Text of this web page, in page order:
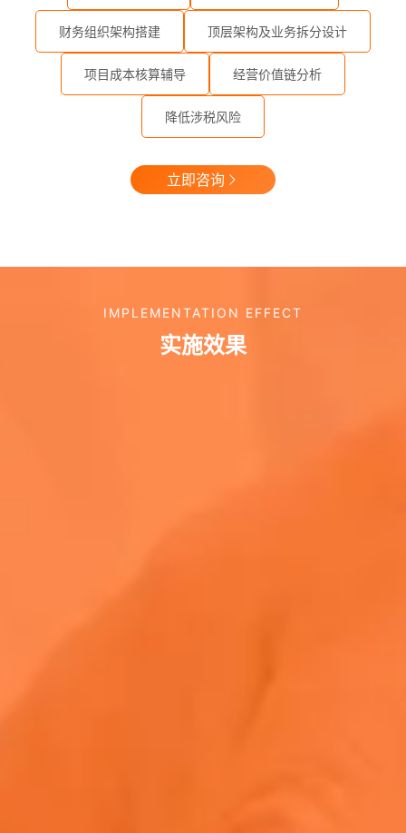
财务组织架构搭建 顶层架构及业务拆分设计
项目成本核算辅导 经营价值链分析
降低涉税风险
立即咨询
IMPLEMENTATION EFFECT‌
实施效果